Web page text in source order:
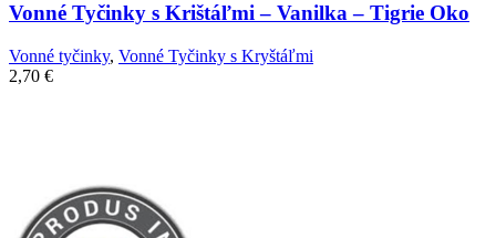
Vonné Tyčinky s Krištáľmi – Vanilka – Tigrie Oko
Vonné tyčinky, Vonné Tyčinky s Kryštáľmi
2,70 €